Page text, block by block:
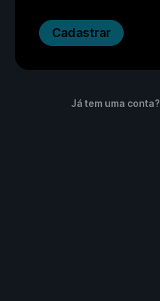
Cadastrar
Já tem uma conta?